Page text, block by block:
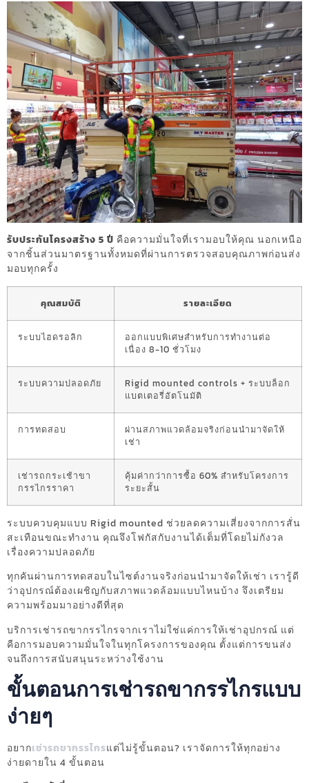
รับประกันโครงสร้าง 5 ปี คือความมั่นใจที่เรามอบให้คุณ นอกเหนือ
จากชิ้นส่วนมาตรฐานทั้งหมดที่ผ่านการตรวจสอบคุณภาพก่อนส่ง
มอบทุกครั้ง
คุณสมบัติ รายละเอียด
ระบบไฮดรอลิก
ออกแบบพิเศษสำหรับการทำงานต่อ
เนื่อง 8-10 ชั่วโมง
ระบบความปลอดภัย
Rigid mounted controls + ระบบล็อก
แบตเตอรี่อัตโนมัติ
การทดสอบ
ผ่านสภาพแวดล้อมจริงก่อนนำมาจัดให้
เช่า
เช่ารถกระเช้าขา
กรรไกรราคา
คุ้มค่ากว่าการซื้อ 60% สำหรับโครงการ
ระยะสั้น
ระบบควบคุมแบบ Rigid mounted ช่วยลดความเสี่ยงจากการสั่น
สะเทือนขณะทำงาน คุณจึงโฟกัสกับงานได้เต็มที่โดยไม่กังวล
เรื่องความปลอดภัย
ทุกคันผ่านการทดสอบในไซต์งานจริงก่อนนำมาจัดให้เช่า เรารู้ดี
ว่าอุปกรณ์ต้องเผชิญกับสภาพแวดล้อมแบบไหนบ้าง จึงเตรียม
ความพร้อมมาอย่างดีที่สุด
บริการเช่ารถขากรรไกรจากเราไม่ใช่แค่การให้เช่าอุปกรณ์ แต่
คือการมอบความมั่นใจในทุกโครงการของคุณ ตั้งแต่การขนส่ง
จนถึงการสนับสนุนระหว่างใช้งาน
ขั้นตอนการเช่ารถขากรรไกรแบบ
ง่ายๆ
อยากเช่ารถขากรรไกรแต่ไม่รู้ขั้นตอน? เราจัดการให้ทุกอย่าง
ง่ายดายใน 4 ขั้นตอน